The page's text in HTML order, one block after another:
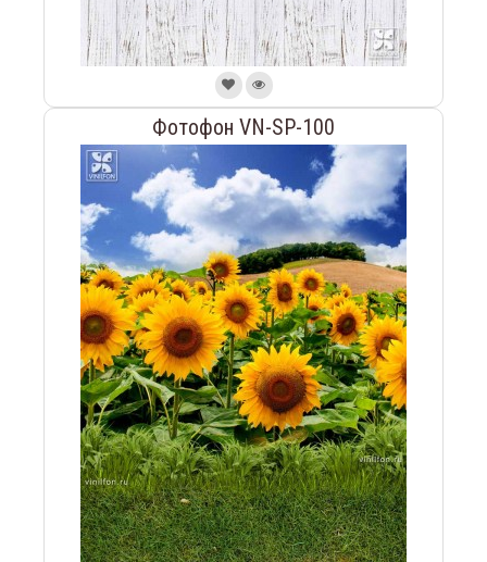
Фотофон VN-SP-100